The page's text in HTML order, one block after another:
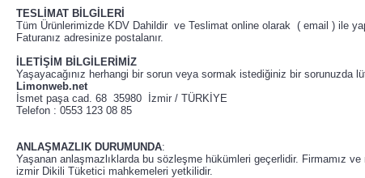
TESLİMAT BİLGİLERİ
Tüm Ürünlerimizde KDV Dahildir ve Teslimat online olarak ( email ) ile
Faturanız adresinize postalanır.
İLETİŞİM BİLGİLERİMİZ
Yaşayacağınız herhangi bir sorun veya sormak istediğiniz bir
Limonweb.net
İsmet paşa cad. 68 35980 İzmir / TÜRKİYE
Telefon : 0553 123 08 85
ANLAŞMAZLIK DURUMUNDA:
Yaşanan anlaşmazlıklarda bu sözleşme hükümleri geçerlidir. Firmamız
izmir Dikili Tüketici mahkemeleri yetkilidir.